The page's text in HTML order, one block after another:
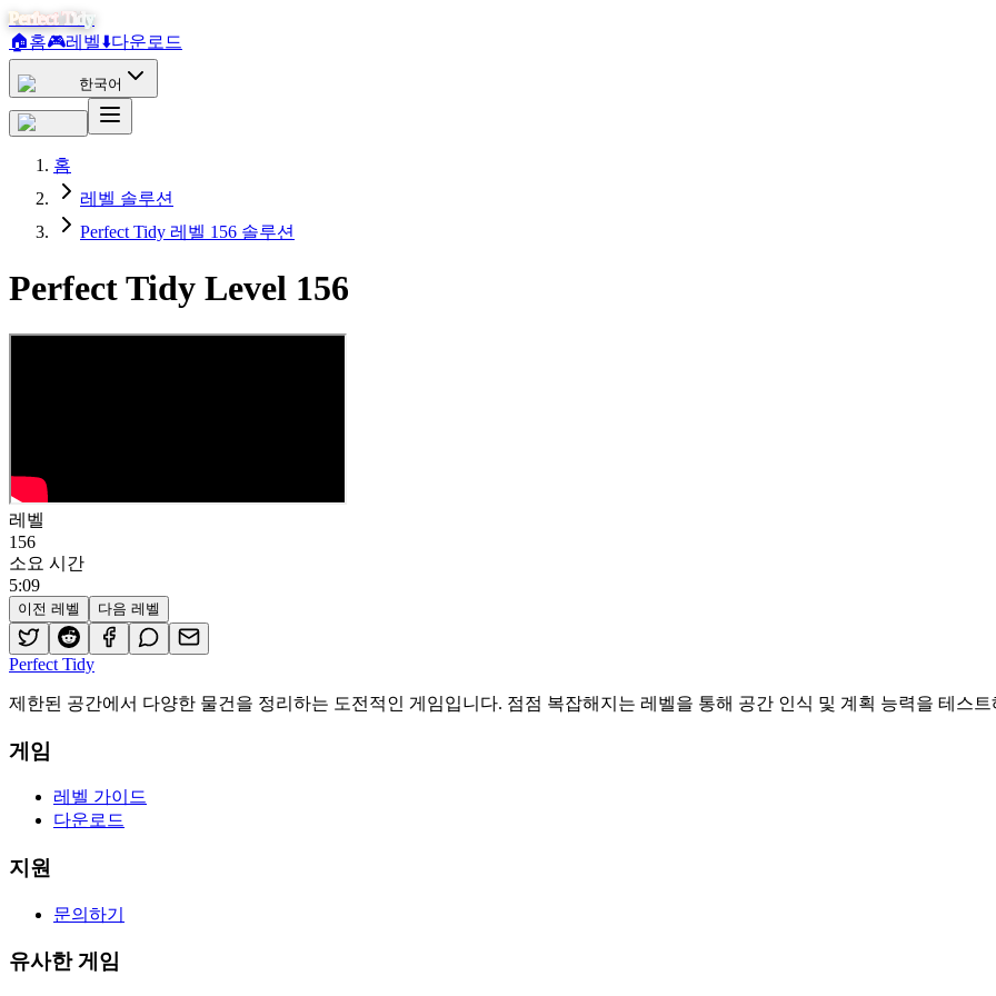
Perfect Tidy
🏠홈🎮레벨⬇️다운로드
한국어
홈
레벨 솔루션
Perfect Tidy 레벨 156 솔루션
Perfect Tidy Level 156
레벨
156
소요 시간
5:09
이전 레벨 다음 레벨
Perfect Tidy
제한된 공간에서 다양한 물건을 정리하는 도전적인 게임입니다. 점점 복잡해지는 레벨을 통해 공간 인식 및 계획 능력을 테스트
게임
레벨 가이드
다운로드
지원
문의하기
유사한 게임